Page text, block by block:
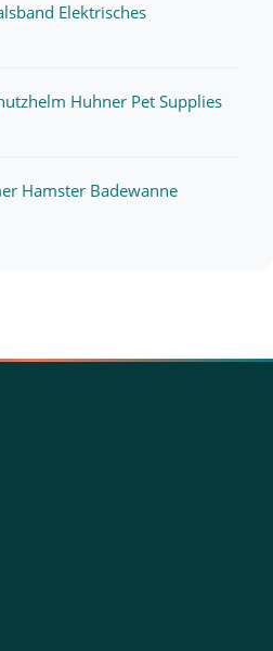
Elektrisches
Huhner Pet Supplies
Hamster Badewanne